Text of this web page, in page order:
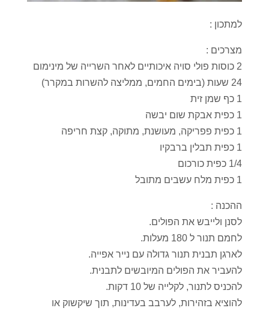
למתכון :
מצרכים :
2 כוסות פולי סויה איכותיים לאחר השרייה של מינימום
24 שעות (בימים החמים, ממליצה להשרות במקרר)
1 כף שמן זית
1 כפית אבקת שום יבשה
1 כפית פפריקה, מעושנת, מתוקה, קצת חריפה
1 כפית תבלין ברבקיו
1/4 כפית כורכום
1 כפית מלח עשבים מתובל
ההכנה :
לסנן ולייבש את הפולים.
לחמם תנור ל 180 מעלות.
לארגן תבנית תנור גדולה עם נייר אפייה.
להעביר את הפולים המיובשים לתבנית.
להכניס לתנור, לקלייה של 10 דקות.
להוציא בזהירות, לערבב בעדינות, תוך שיקשוק או